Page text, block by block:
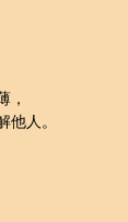
，
人。